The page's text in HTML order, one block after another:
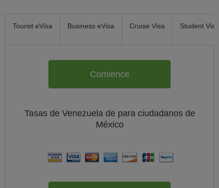
Tourist eVisa Business eVisa Cruise Visa Student Visa
Comience
Tasas de Venezuela de para ciudadanos de
México